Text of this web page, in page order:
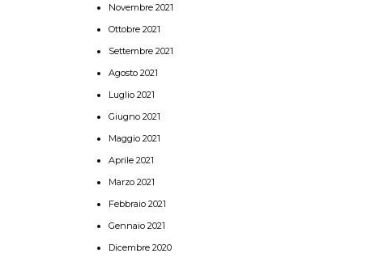
Novembre 2021
Ottobre 2021
Settembre 2021
Agosto 2021
Luglio 2021
Giugno 2021
Maggio 2021
Aprile 2021
Marzo 2021
Febbraio 2021
Gennaio 2021
Dicembre 2020